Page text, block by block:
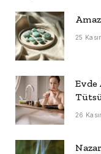
25
Evde
26